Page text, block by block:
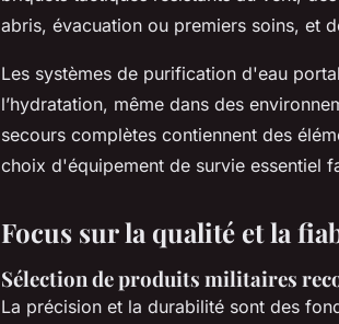
abris, évacuation ou premiers soins, et
Les systèmes de purification d'eau
l’hydratation, même dans des
secours complètes contiennent des
choix d'équipement de survie essentiel
Focus sur la qualité et la
Sélection de produits militaires
La précision et la durabilité sont des